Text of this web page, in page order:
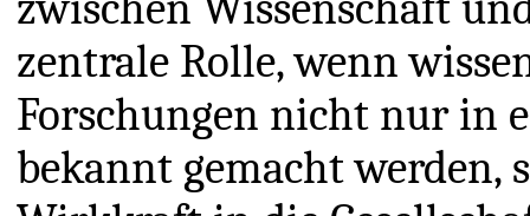
zentrale Rolle, wenn
Forschungen nicht nur in
bekannt gemacht werden,